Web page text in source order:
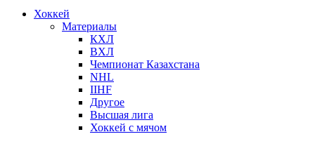
Хоккей
Материалы
КХЛ
ВХЛ
Чемпионат Казахстана
NHL
IIHF
Другое
Высшая лига
Хоккей с мячом